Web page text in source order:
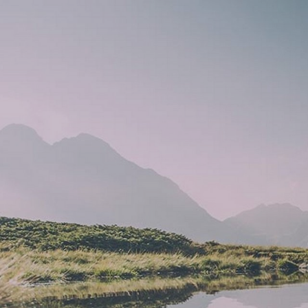
Galleria immagini
Social media wall
Come arrivare
Club degli ospiti dell’Huberhof